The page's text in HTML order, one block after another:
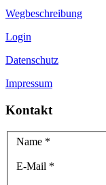
Wegbeschreibung
Login
Datenschutz
Impressum
Kontakt
Name *
E-Mail *